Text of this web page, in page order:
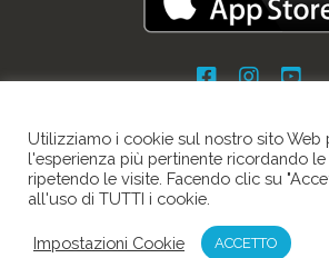
Edgardo Murgo". All Rights
Utilizziamo i cookie sul nostro sito Web
l'esperienza più pertinente ricordando
ripetendo le visite. Facendo clic su
all'uso di TUTTI i cookie.
Impostazioni Cookie ACCETTO